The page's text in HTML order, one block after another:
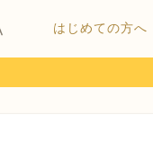
はじめての方へ